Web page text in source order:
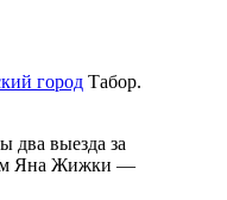
город Табор.
два выезда за
Яна Жижки —